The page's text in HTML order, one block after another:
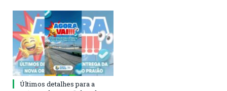
Últimos detalhes para a